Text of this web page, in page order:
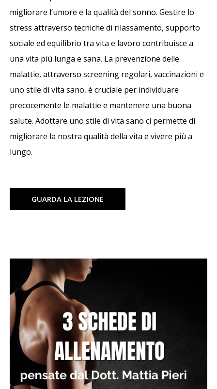
migliorare l’umore e la qualità del sonno. Gestire lo
stress attraverso tecniche di rilassamento, supporto
sociale ed equilibrio tra vita e lavoro contribuisce a
una vita più lunga e sana. La prevenzione delle
malattie, attraverso screening regolari, vaccinazioni e
uno stile di vita sano, è cruciale per individuare
precocemente le malattie e mantenere una buona
salute. Adottare uno stile di vita sano ci permette di
migliorare la nostra qualità della vita e vivere più a
lungo.
GUARDA LA LEZIONE